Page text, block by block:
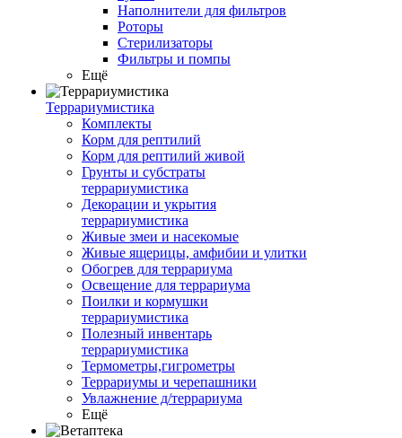
Наполнители для фильтров
Роторы
Стерилизаторы
Фильтры и помпы
Ещё
Террариумистика
Комплекты
Корм для рептилий
Корм для рептилий живой
Грунты и субстраты
террариумистика
Декорации и укрытия
террариумистика
Живые змеи и насекомые
Живые ящерицы, амфибии и улитки
Обогрев для террариума
Освещение для террариума
Поилки и кормушки
террариумистика
Полезный инвентарь
террариумистика
Термометры,гигрометры
Террариумы и черепашники
Увлажнение д/террариума
Ещё